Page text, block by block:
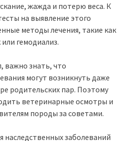
жажда и потерю веса. К
на выявление этого
методы лечения, такие как
гемодиализ.
важно знать, что
могут возникнуть даже
родительских пар. Поэтому
ветеринарные осмотры и
породы за советами.
наследственных заболеваний